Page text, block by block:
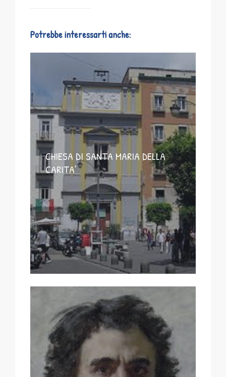
Potrebbe interessarti anche:
CHIESA DI SANTA MARIA DELLA
CARITA’